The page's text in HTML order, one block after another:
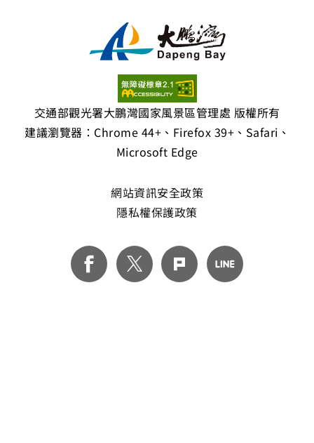
交通部觀光署大鵬灣國家風景區管理處 版權所有
建議瀏覽器：Chrome 44+、Firefox 39+、Safari、
Microsoft Edge
網站資訊安全政策
隱私權保護政策